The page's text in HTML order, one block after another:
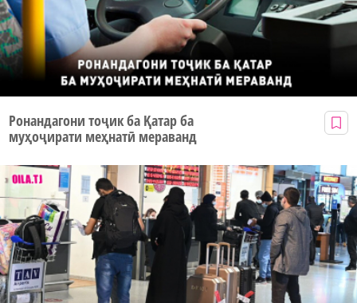
Ронандагони тоҷик ба Қатар ба
муҳоҷирати меҳнатӣ мераванд